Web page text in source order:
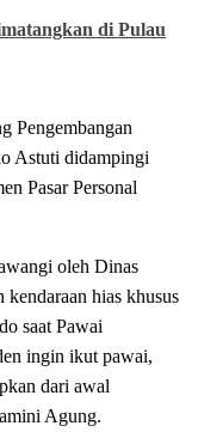
di Pulau
Pengembangan
Astuti didampingi
Pasar Personal
oleh Dinas
hias khusus
saat Pawai
ingin ikut pawai,
dari awal
Agung.